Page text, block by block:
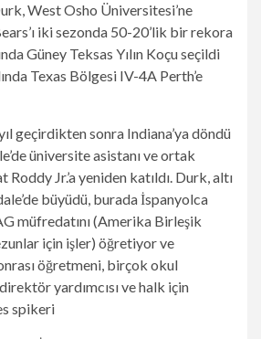
West Osho Üniversitesi’ne
iki sezonda 50-20’lik bir rekora
Güney Teksas Yılın Koçu seçildi
Texas Bölgesi IV-4A Perth’e
geçirdikten sonra Indiana’ya döndü
üniversite asistanı ve ortak
Jr.’a yeniden katıldı. Durk, altı
büyüdü, burada İspanyolca
müfredatını (Amerika Birleşik
için işler) öğretiyor ve
öğretmeni, birçok okul
yardımcısı ve halk için
spikeri